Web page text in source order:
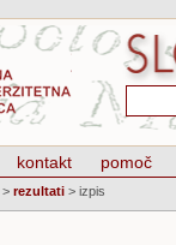
kontakt pomoč
> rezultati > izpis